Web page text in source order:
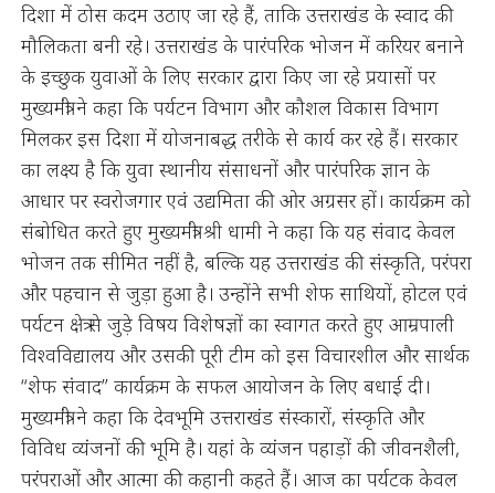
दिशा में ठोस कदम उठाए जा रहे हैं, ताकि उत्तराखंड के स्वाद की
मौलिकता बनी रहे। उत्तराखंड के पारंपरिक भोजन में करियर बनाने
के इच्छुक युवाओं के लिए सरकार द्वारा किए जा रहे प्रयासों पर
मुख्यमंत्री ने कहा कि पर्यटन विभाग और कौशल विकास विभाग
मिलकर इस दिशा में योजनाबद्ध तरीके से कार्य कर रहे हैं। सरकार
का लक्ष्य है कि युवा स्थानीय संसाधनों और पारंपरिक ज्ञान के
आधार पर स्वरोजगार एवं उद्यमिता की ओर अग्रसर हों। कार्यक्रम को
संबोधित करते हुए मुख्यमंत्री श्री धामी ने कहा कि यह संवाद केवल
भोजन तक सीमित नहीं है, बल्कि यह उत्तराखंड की संस्कृति, परंपरा
और पहचान से जुड़ा हुआ है। उन्होंने सभी शेफ साथियों, होटल एवं
पर्यटन क्षेत्र से जुड़े विषय विशेषज्ञों का स्वागत करते हुए आम्रपाली
विश्वविद्यालय और उसकी पूरी टीम को इस विचारशील और सार्थक
“शेफ संवाद” कार्यक्रम के सफल आयोजन के लिए बधाई दी।
मुख्यमंत्री ने कहा कि देवभूमि उत्तराखंड संस्कारों, संस्कृति और
विविध व्यंजनों की भूमि है। यहां के व्यंजन पहाड़ों की जीवनशैली,
परंपराओं और आत्मा की कहानी कहते हैं। आज का पर्यटक केवल